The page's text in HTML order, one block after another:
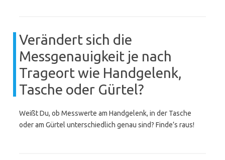
Verändert sich die
Messgenauigkeit je nach
Trageort wie Handgelenk,
Tasche oder Gürtel?
Weißt Du, ob Messwerte am Handgelenk, in der Tasche
oder am Gürtel unterschiedlich genau sind? Finde’s raus!